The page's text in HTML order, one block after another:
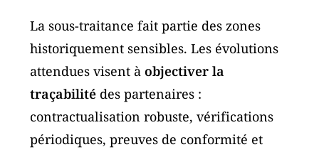
La sous-traitance fait partie des zones
historiquement sensibles. Les évolutions
attendues visent à objectiver la
traçabilité des partenaires :
contractualisation robuste, vérifications
périodiques, preuves de conformité et